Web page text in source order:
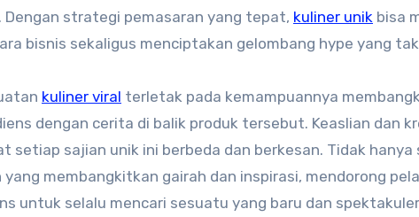
Dengan strategi pemasaran yang tepat, kuliner unik bisa
bisnis sekaligus menciptakan gelombang hype yang
kuliner viral terletak pada kemampuannya
dengan cerita di balik produk tersebut. Keaslian dan
setiap sajian unik ini berbeda dan berkesan. Tidak hanya
membangkitkan gairah dan inspirasi, mendorong
untuk selalu mencari sesuatu yang baru dan